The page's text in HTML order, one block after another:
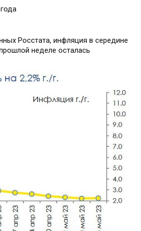
Росстата, инфляция в середине
неделе осталась